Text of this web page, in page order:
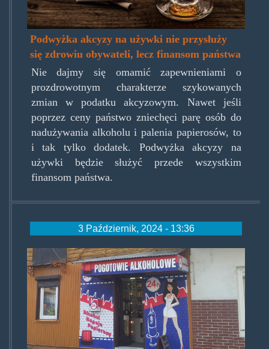
Podwyżka akcyzy na używki nie przysłuży
się zdrowiu obywateli, lecz finansom państwa
Nie dajmy się omamić zapewnieniami o
prozdrowotnym charakterze szykowanych
zmian w podatku akcyzowym. Nawet jeśli
poprzez ceny państwo zniechęci parę osób do
nadużywania alkoholu i palenia papierosów, to
i tak tylko dodatek. Podwyżka akcyzy na
używki będzie służyć przede wszystkim
finansom państwa.
3 Październik, 2024 - 13:36
zakaz-
sprzedazy-
alkoholu.jpg